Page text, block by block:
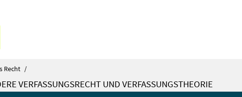
Recht /
VERFASSUNGSRECHT UND VERFASSUNGSTHEORIE